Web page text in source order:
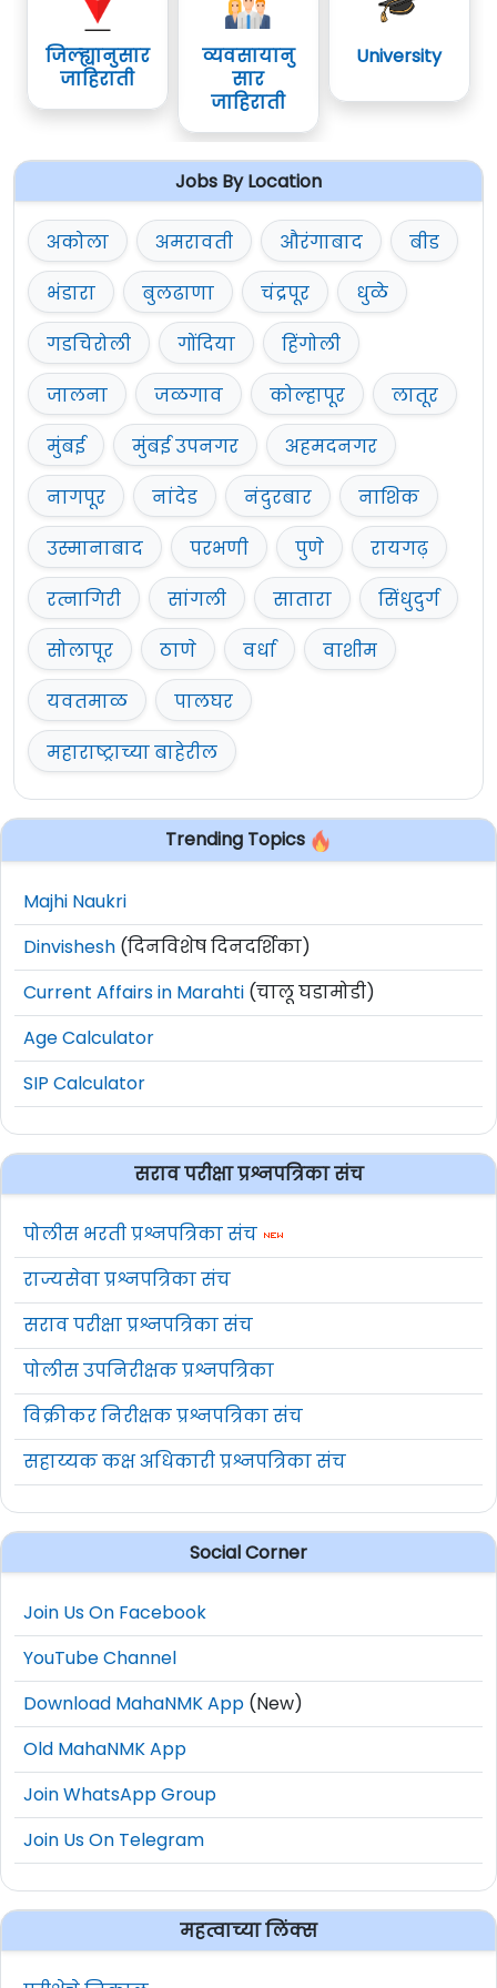
कोणतीही लेखी परीक्षा नाही
TA/DA दिला जाणार नाही
जिल्ह्यानुसार
जाहिराती
व्यवसायानु
सार
जाहिराती
University
Jobs By Location
अकोला अमरावती औरंगाबाद
बीड
भंडारा
बुलढाणा चंद्रपूर
धुळे
गडचिरोली
गोंदिया
हिंगोली
जालना
जळगाव कोल्हापूर
लातूर
मुंबई
मुंबई उपनगर
अहमदनगर
नागपूर
नांदेड नंदुरबार
नाशिक
उस्मानाबाद
परभणी पुणे
रायगढ़
रत्नागिरी
सांगली सातारा
सिंधुदुर्ग
सोलापूर
ठाणे वर्धा
वाशीम
यवतमाळ
पालघर
महाराष्ट्राच्या बाहेरील
Trending Topics
Majhi Naukri
Dinvishesh (दिनविशेष दिनदर्शिका)
Current Affairs in Marahti (चालू घडामोडी)
Age Calculator
SIP Calculator
सराव परीक्षा प्रश्नपत्रिका संच
पोलीस भरती प्रश्नपत्रिका संच
राज्यसेवा प्रश्नपत्रिका संच
सराव परीक्षा प्रश्नपत्रिका संच
पोलीस उपनिरीक्षक प्रश्नपत्रिका
विक्रीकर निरीक्षक प्रश्नपत्रिका संच
सहाय्यक कक्ष अधिकारी प्रश्नपत्रिका संच
Social Corner
Join Us On Facebook
YouTube Channel
Download MahaNMK App (New)
Old MahaNMK App
Join WhatsApp Group
Join Us On Telegram
महत्वाच्या लिंक्स